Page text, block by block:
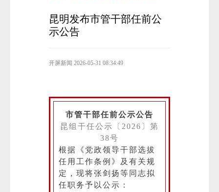
昆明发布市管干部任前公
示公告
开屏新闻 2026-05-31 08:34:49
市管干部任前公示公告
昆组干任公示〔2026〕第
38号
根据《党政领导干部选拔
任用工作条例》及有关规
定，现将张剑扬等同志拟
任职务予以公示：